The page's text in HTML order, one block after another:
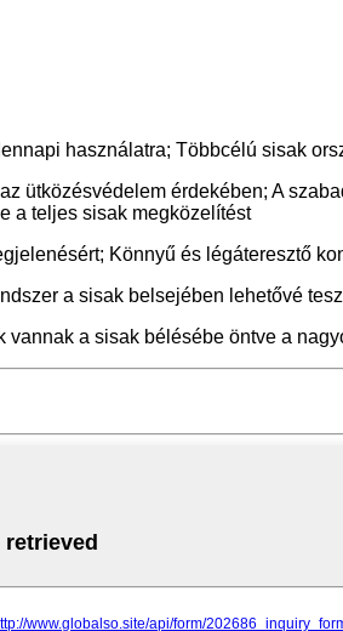
használatra; Többcélú sisak
ütközésvédelem érdekében; A
a teljes sisak megközelítést
Könnyű és légáteresztő
a sisak belsejében lehetővé
a sisak bélésébe öntve a